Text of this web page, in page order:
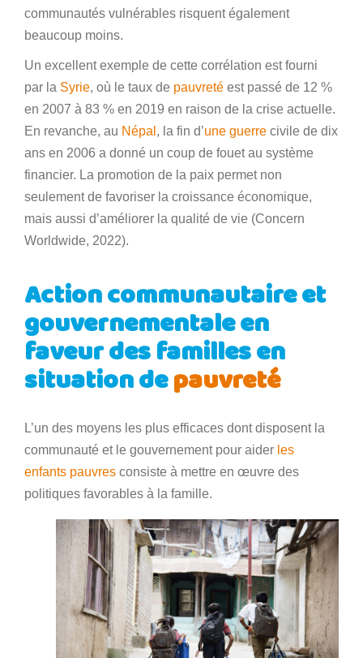
communautés vulnérables risquent également
beaucoup moins.
Un excellent exemple de cette corrélation est fourni
par la Syrie, où le taux de pauvreté est passé de 12 %
en 2007 à 83 % en 2019 en raison de la crise actuelle.
En revanche, au Népal , la fin d’une guerre civile de dix
ans en 2006 a donné un coup de fouet au système
financier. La promotion de la paix permet non
seulement de favoriser la croissance économique,
mais aussi d’améliorer la qualité de vie (Concern
Worldwide, 2022).
Action communautaire et
gouvernementale en
faveur des familles en
situation depauvreté
L’un des moyens les plus efficaces dont disposent la
communauté et le gouvernement pour aider les
enfants pauvres consiste à mettre en œuvre des
politiques favorables à la famille.